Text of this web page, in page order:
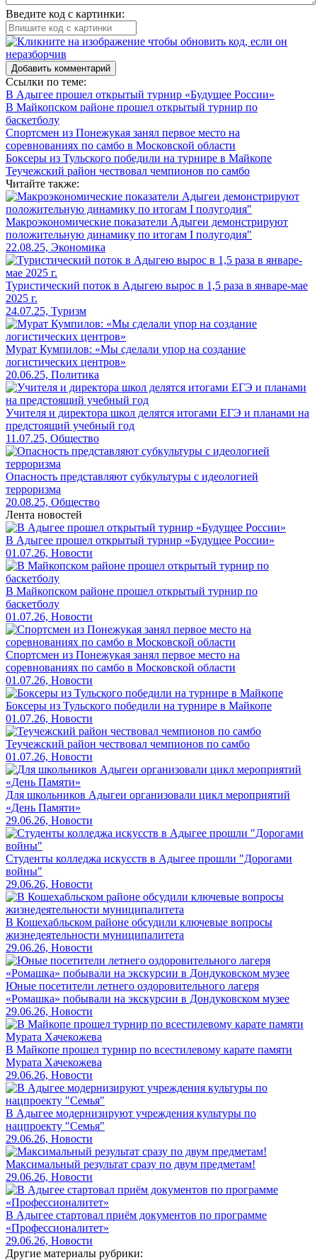
Введите код с картинки:
Добавить комментарий
Ссылки по теме:
В Адыгее прошел открытый турнир «Будущее России»
В Майкопском районе прошел открытый турнир по
баскетболу
Спортсмен из Понежукая занял первое место на
соревнованиях по самбо в Московской области
Боксеры из Тульского победили на турнире в Майкопе
Теучежский район чествовал чемпионов по самбо
Читайте также:
Макроэкономические показатели Адыгеи демонстрируют
положительную динамику по итогам I полугодия"
22.08.25, Экономика
Туристический поток в Адыгею вырос в 1,5 раза в январе-мае
2025 г.
24.07.25, Туризм
Мурат Кумпилов: «Мы сделали упор на создание
логистических центров»
20.06.25, Политика
Учителя и директора школ делятся итогами ЕГЭ и планами на
предстоящий учебный год
11.07.25, Общество
Опасность представляют субкультуры с идеологией
терроризма
20.08.25, Общество
Лента новостей
В Адыгее прошел открытый турнир «Будущее России»
01.07.26, Новости
В Майкопском районе прошел открытый турнир по
баскетболу
01.07.26, Новости
Спортсмен из Понежукая занял первое место на
соревнованиях по самбо в Московской области
01.07.26, Новости
Боксеры из Тульского победили на турнире в Майкопе
01.07.26, Новости
Теучежский район чествовал чемпионов по самбо
01.07.26, Новости
Для школьников Адыгеи организовали цикл мероприятий
«День Памяти»
29.06.26, Новости
Студенты колледжа искусств в Адыгее прошли "Дорогами
войны"
29.06.26, Новости
В Кошехабльском районе обсудили ключевые вопросы
жизнедеятельности муниципалитета
29.06.26, Новости
Юные посетители летнего оздоровительного лагеря
«Ромашка» побывали на экскурсии в Дондуковском музее
29.06.26, Новости
В Майкопе прошел турнир по всестилевому карате памяти
Мурата Хачекожева
29.06.26, Новости
В Адыгее модернизируют учреждения культуры по
нацпроекту "Семья"
29.06.26, Новости
Максимальный результат сразу по двум предметам!
29.06.26, Новости
В Адыгее стартовал приём документов по программе
«Профессионалитет»
29.06.26, Новости
Другие материалы рубрики: